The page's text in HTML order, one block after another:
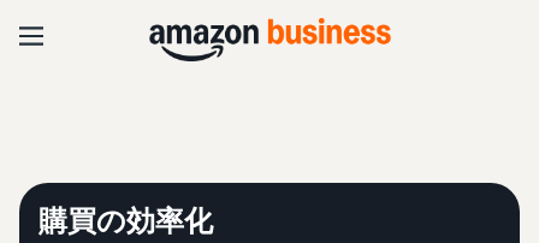
購買の効率化